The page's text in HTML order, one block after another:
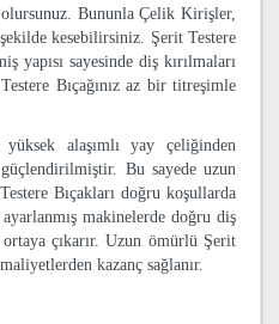
olursunuz. Bununla Çelik Kirişler,
kesebilirsiniz. Şerit Testere
yapısı sayesinde diş kırılmaları
Bıçağınız az bir titreşimle
alaşımlı yay çeliğinden
Bu sayede uzun
Bıçakları doğru koşullarda
makinelerde doğru diş
çıkarır. Uzun ömürlü Şerit
kazanç sağlanır.